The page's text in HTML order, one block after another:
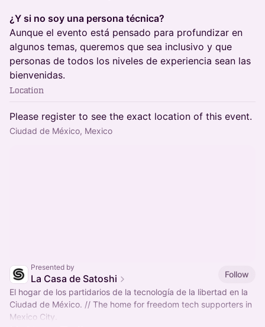
¿Y si no soy una persona técnica?
Aunque el evento está pensado para profundizar en
algunos temas, queremos que sea inclusivo y que
personas de todos los niveles de experiencia sean las
bienvenidas.
Location
Please register to see the exact location of this event.
Ciudad de México, Mexico
Presented by
La Casa de Satoshi
Follow
El hogar de los partidarios de la tecnología de la libertad en la
Ciudad de México. // The home for freedom tech supporters in
Mexico City.